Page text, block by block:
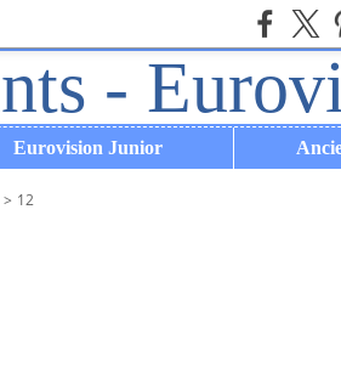
Eurovision Junior
> 12